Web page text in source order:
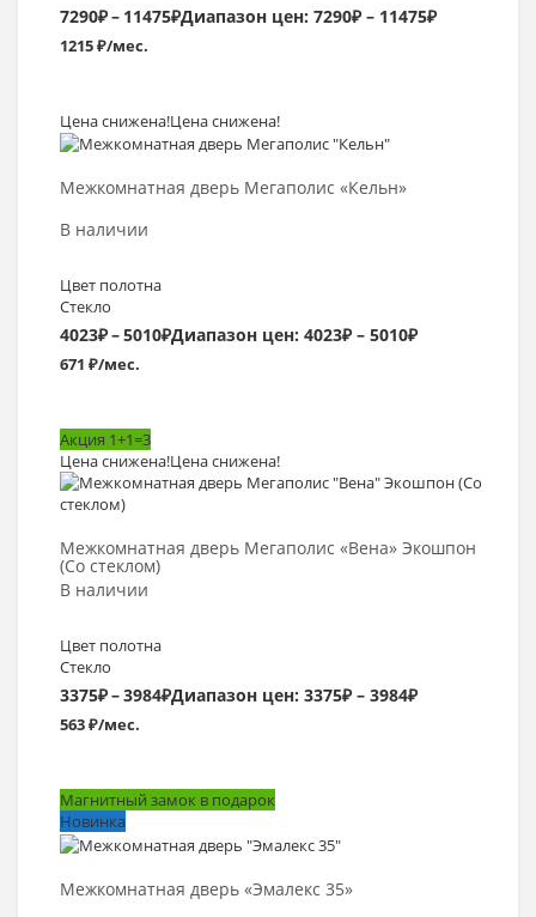
7290₽– 11475₽Диапазон цен: 7290₽ – 11475₽
1215 ₽/мес.
Цена снижена!Цена снижена!
Межкомнатная дверь Мегаполис «Кельн»
В наличии
Цвет полотна
Стекло
4023₽–5010₽Диапазон цен: 4023₽ – 5010₽
671 ₽/мес.
Выбрать >
Акция 1+1=3
Цена снижена!Цена снижена!
Межкомнатная дверь Мегаполис «Вена» Экошпон
(Со стеклом)
В наличии
Цвет полотна
Стекло
3375₽–3984₽Диапазон цен: 3375₽ – 3984₽
563 ₽/мес.
Выбрать >
Магнитный замок в подарок
Новинка
Межкомнатная дверь «Эмалекс 35»
Выбрать >